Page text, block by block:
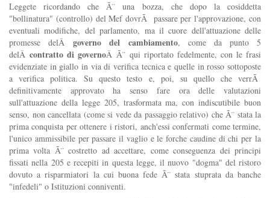
Leggete ricordando che Ã¨ una bozza, che dopo la cosiddetta
"bollinatura" (controllo) del Mef dovrÃ passare per l'approvazione, con
eventuali modifiche, del parlamento, ma il cuore dell'attuazione delle
promesse delÂgoverno del cambiamento, come da punto 5
delÂcontratto di governoÂ Ã¨ qui riportato fedelmente, con le frasi
evidenziate in giallo in via di verifica tecnica e quelle in rosso sottoposte
a verifica politica. Su questo testo e, poi, su quello che verrÃ
definitivamente approvato ha senso fare ora delle valutazioni
sull'attuazione della legge 205, trasformata ma, con indiscutibile buon
senso, non cancellata (come si vede da passaggio relativo) che Ã¨ stata la
prima conquista per ottenere i ristori, anch'essi confermati come termine,
l'unico ammissibile per passare il vaglio e le forche caudine di chi per la
prima volta Ã¨ costretto ad accettare, come conseguenza dei principi
fissati nella 205 e recepiti in questa legge, il nuovo "dogma" del ristoro
dovuto a risparmiatori la cui buona fede Ã¨ stata stuprata da banche
"infedeli" o Istituzioni conniventi.